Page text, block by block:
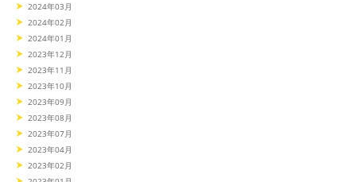
2024年03月
2024年02月
2024年01月
2023年12月
2023年11月
2023年10月
2023年09月
2023年08月
2023年07月
2023年04月
2023年02月